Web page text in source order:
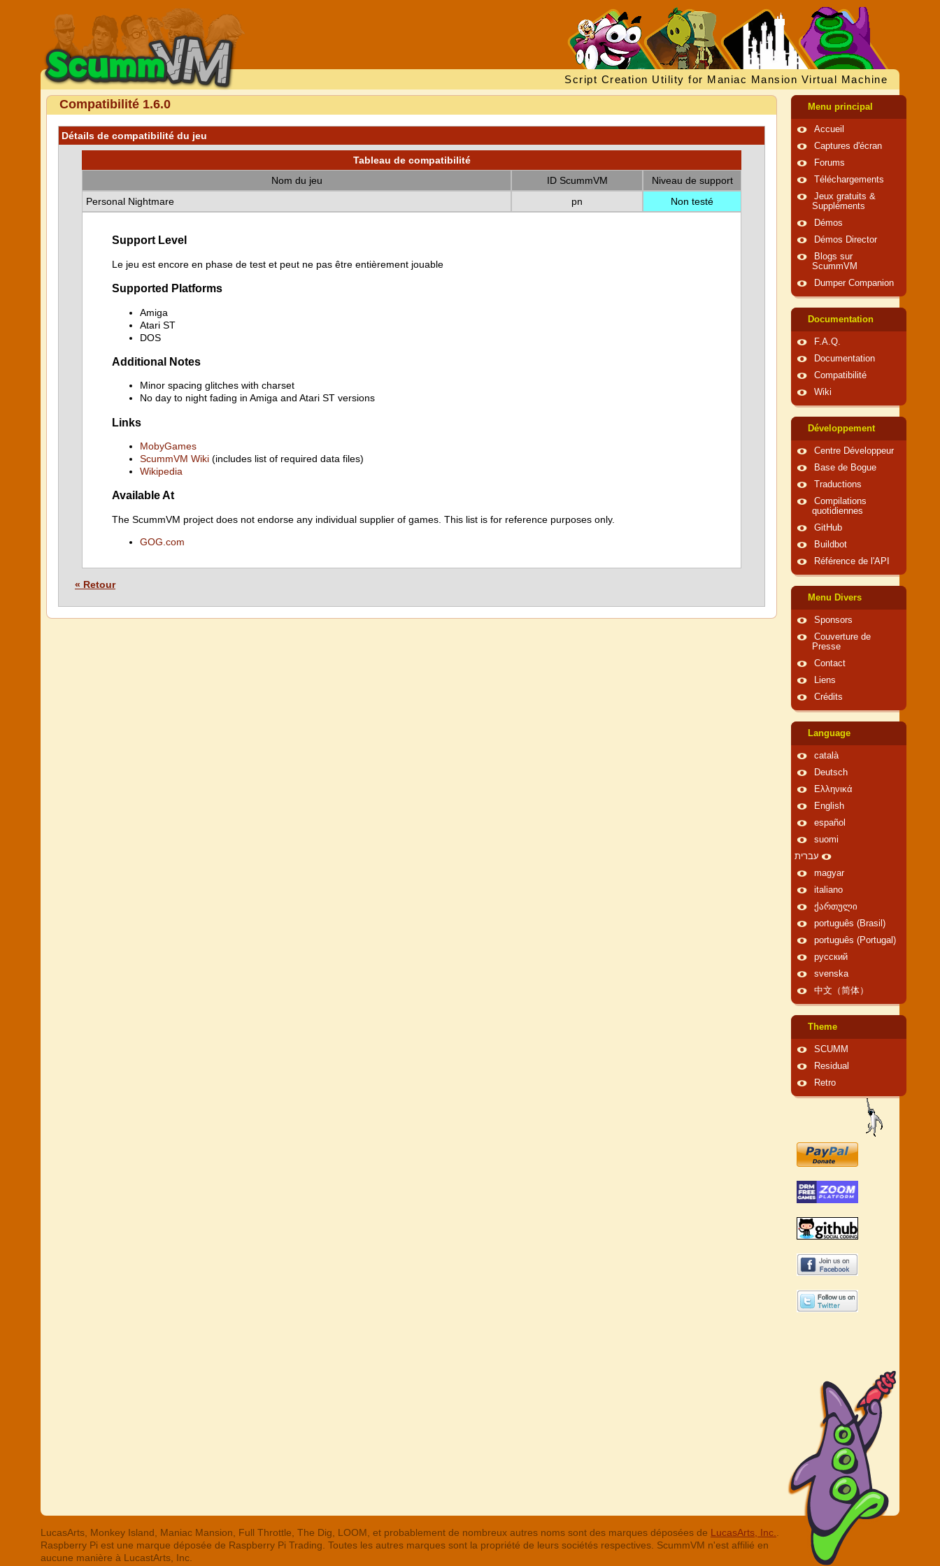
Script Creation Utility for Maniac Mansion Virtual Machine
Compatibilité 1.6.0
Détails de compatibilité du jeu
Tableau de compatibilité
Nom du jeu
ID ScummVM
Niveau de support
Personal Nightmare
pn Non testé
Support Level
Le jeu est encore en phase de test et peut ne pas être entièrement jouable
Supported Platforms
Amiga
Atari ST
DOS
Additional Notes
Minor spacing glitches with charset
No day to night fading in Amiga and Atari ST versions
Links
MobyGames
ScummVM Wiki (includes list of required data files)
Wikipedia
Available At
The ScummVM project does not endorse any individual supplier of games. This list is for reference purposes only.
GOG.com
« Retour
Menu principal
Accueil
Captures d'écran
Forums
Téléchargements
Jeux gratuits &
Suppléments
Démos
Démos Director
Blogs sur
ScummVM
Dumper Companion
Documentation
F.A.Q.
Documentation
Compatibilité
Wiki
Développement
Centre Développeur
Base de Bogue
Traductions
Compilations
quotidiennes
GitHub
Buildbot
Référence de l'API
Menu Divers
Sponsors
Couverture de
Presse
Contact
Liens
Crédits
Language
català
Deutsch
Ελληνικά
English
español
suomi
עברית
magyar
italiano
ქართული
português (Brasil)
português (Portugal)
русский
svenska
中文（简体）
Theme
SCUMM
Residual
Retro
LucasArts, Monkey Island, Maniac Mansion, Full Throttle, The Dig, LOOM, et probablement de nombreux autres noms sont des marques déposées de LucasArts, Inc.
Raspberry Pi est une marque déposée de Raspberry Pi Trading. Toutes les autres marques sont la propriété de leurs sociétés respectives. ScummVM n'est affilié en
aucune manière à LucastArts, Inc.